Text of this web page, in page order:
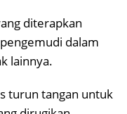
diterapkan
dalam
lainnya.
turun tangan untuk